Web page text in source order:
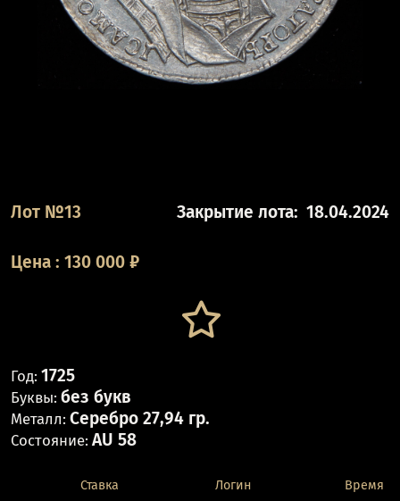
Лот №13 Закрытие лота: 18.04.2024
Цена : 130 000 ₽
Год: 1725
Буквы: без букв
Металл: Серебро 27,94 гр.
Состояние: AU 58
Ставка Логин Время